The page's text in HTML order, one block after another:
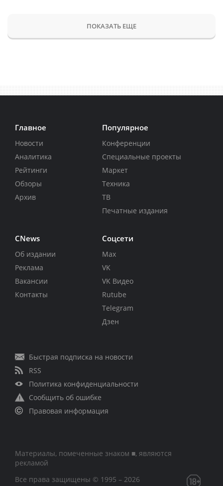
ПОКАЗАТЬ ЕЩЕ
Главное
Новости
Аналитика
Рейтинги
Обзоры
Архив
Популярное
Конференции
Специальные проекты
Маркет
Техника
ТВ
Печатные издания
CNews
Об издании
Реклама
Вакансии
Контакты
Соцсети
Max
VK
VK Видео
Rutube
Telegram
Дзен
Быстрая подписка на новости
RSS
Политика конфиденциальности
Сообщить об ошибке
Правовая информация
Материалы, помеченные знаком ■, являются
рекламой
Все права защищены © 1995 – 2026